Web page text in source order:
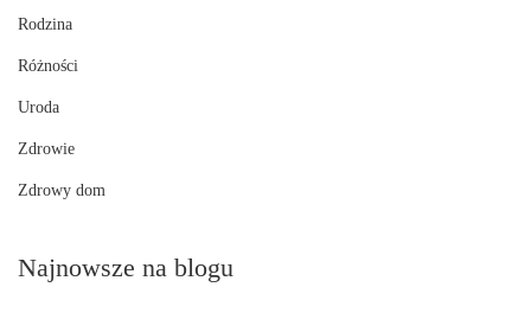
Rodzina
Różności
Uroda
Zdrowie
Zdrowy dom
Najnowsze na blogu